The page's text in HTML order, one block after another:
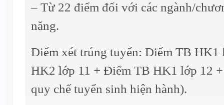
– Từ 22 điểm đối với các ngành/
năng.
Điểm xét trúng tuyển: Điểm TB HK1
HK2 lớp 11 + Điểm TB HK1 lớp 12
quy chế tuyển sinh hiện hành).